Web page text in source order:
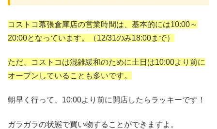
コストコ幕張倉庫店の営業時間は、基本的には10:00～
20:00となっています。（12/31のみ18:00まで）
ただ、コストコは混雑緩和のために土日は10:00より前に
オープンしていることも多いです。
朝早く行って、10:00より前に開店したらラッキーです！
ガラガラの状態で買い物することができますよ。